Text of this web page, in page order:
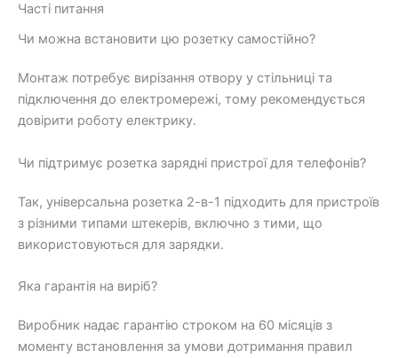
Часті питання
Чи можна встановити цю розетку самостійно?
Монтаж потребує вирізання отвору у стільниці та
підключення до електромережі, тому рекомендується
довірити роботу електрику.
Чи підтримує розетка зарядні пристрої для телефонів?
Так, універсальна розетка 2-в-1 підходить для пристроїв
з різними типами штекерів, включно з тими, що
використовуються для зарядки.
Яка гарантія на виріб?
Виробник надає гарантію строком на 60 місяців з
моменту встановлення за умови дотримання правил